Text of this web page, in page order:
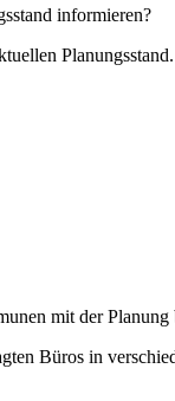
informieren?
Planungsstand.
mit der Planung
Büros in